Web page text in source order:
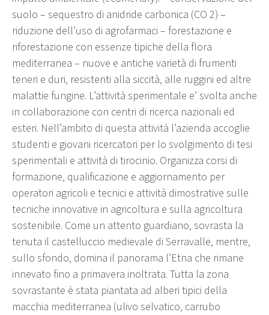
suolo – sequestro di anidride carbonica (CO 2) –
riduzione dell’uso di agrofarmaci – forestazione e
riforestazione con essenze tipiche della flora
mediterranea – nuove e antiche varietà di frumenti
teneri e duri, resistenti alla siccità, alle ruggini ed altre
malattie fungine. L’attività sperimentale e’ svolta anche
in collaborazione con centri di ricerca nazionali ed
esteri. Nell’ambito di questa attività l’azienda accoglie
studenti e giovani ricercatori per lo svolgimento di tesi
sperimentali e attività di tirocinio. Organizza corsi di
formazione, qualificazione e aggiornamento per
operatori agricoli e tecnici e attività dimostrative sulle
tecniche innovative in agricoltura e sulla agricoltura
sostenibile. Come un attento guardiano, sovrasta la
tenuta il castelluccio medievale di Serravalle, mentre,
sullo sfondo, domina il panorama l’Etna che rimane
innevato fino a primavera inoltrata. Tutta la zona
sovrastante è stata piantata ad alberi tipici della
macchia mediterranea (ulivo selvatico, carrubo